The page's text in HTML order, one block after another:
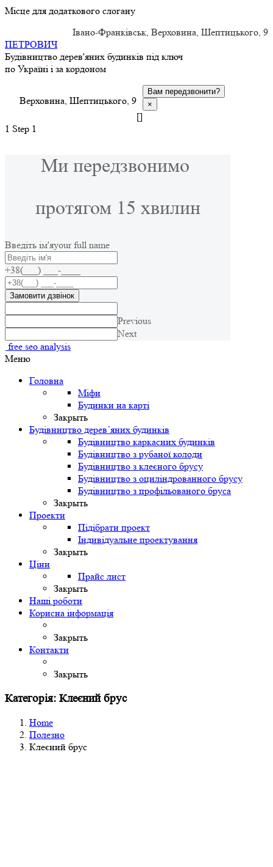
Місце для додаткового слогану
Івано-Франківськ, Верховина, Шептицького, 9
ПЕТРОВИЧ
Будівництво дерев'яних будинків під ключ
по Україні і за кордоном
Верховина, Шептицького, 9
Вам передзвонити?
×
[]
1 Step 1
Ми передзвонимо
протягом 15 хвилин
Введіть ім'яyour full name
+38(___) ___-____
Замовити дзвінок
Previous
Next
free seo analysis
Меню
Головна
Міфи
Будинки на карті
Закрыть
Будівництво дерев’яних будинків
Будівництво каркасних будинків
Будівництво з рубаної колоди
Будівництво з клеєного брусу
Будівництво з оциліндрованного брусу
Будівництво з профільованого бруса
Закрыть
Проекти
Підібрати проект
Індивідуальне проектування
Закрыть
Ціни
Прайс лист
Закрыть
Наші роботи
Корисна інформація
Закрыть
Контакти
Закрыть
Категорія: Клеєний брус
Home
Полезно
Клеєний брус